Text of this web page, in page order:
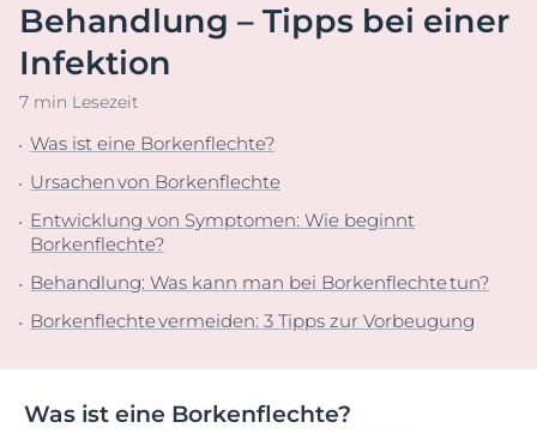
Behandlung – Tipps bei einer
Infektion
7 min Lesezeit
Was ist eine Borkenflechte?
Ursachen von Borkenflechte
Entwicklung von Symptomen: Wie beginnt
Borkenflechte?
Behandlung: Was kann man bei Borkenflechte tun?
Borkenflechte vermeiden: 3 Tipps zur Vorbeugung
Was ist eine Borkenflechte?